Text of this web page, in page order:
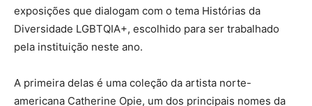
exposições que dialogam com o tema Histórias da
Diversidade LGBTQIA+, escolhido para ser trabalhado
pela instituição neste ano.
A primeira delas é uma coleção da artista norte-
americana Catherine Opie, um dos principais nomes da